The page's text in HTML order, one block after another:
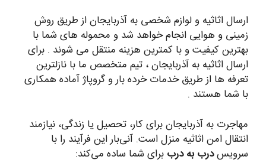
ارسال اثاثیه و لوازم شخصی به آذربایجان از طریق روش
زمینی و هوایی انجام خواهد شد و محموله های شما با
بهترین کیفیت و با کمترین هزینه منتقل می شوند . برای
ارسال اثاثیه به آذربایجان ، تیم متخصص ما با نازلترین
تعرفه ها از طریق خدمات خرده بار و گروپاژ آماده همکاری
با شما هستند .
مهاجرت به آذربایجان برای کار، تحصیل یا زندگی، نیازمند
انتقال امن اثاثیه منزل است. آنی‌بار این فرآیند را با
سرویسدرب به درببرای شما ساده می‌کند: